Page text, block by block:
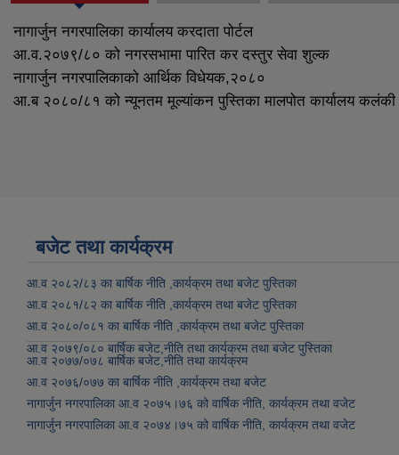
नागार्जुन नगरपालिका कार्यालय करदाता पोर्टल
आ.व.२०७९/८० को नगरसभामा पारित कर दस्तुर सेवा शुल्क
नागार्जुन नगरपालिकाको आर्थिक विधेयक,२०८०
आ.ब २०८०/८१ को न्यूनतम मूल्यांकन पुस्तिका मालपोत कार्यालय कलंकी
बजेट तथा कार्यक्रम
आ.व २०८२/८३ का बार्षिक नीति ,कार्यक्रम तथा बजेट पुस्तिका
आ.व २०८१/८२ का बार्षिक नीति ,कार्यक्रम तथा बजेट पुस्तिका
आ.व २०८०/०८१ का बार्षिक नीति ,कार्यक्रम तथा बजेट पुस्तिका
आ.व २०७९/०८० बार्षिक बजेट,नीति तथा कार्यक्रम तथा बजेट पुस्तिका
आ.व २०७७/०७८ बार्षिक बजेट,नीति तथा कार्यक्रम
आ.व २०७६/०७७ का बार्षिक नीति ,कार्यक्रम तथा बजेट
नागार्जुन नगरपालिका आ.व २०७५।७६ को वार्षिक नीति, कार्यक्रम तथा वजेट
नागार्जुन नगरपालिका आ.व २०७४।७५ को वार्षिक नीति, कार्यक्रम तथा वजेट